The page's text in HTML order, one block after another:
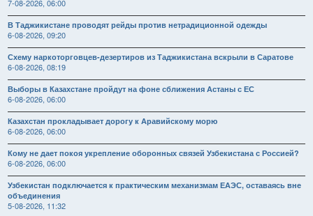
7-08-2026, 06:00
В Таджикистане проводят рейды против нетрадиционной одежды
6-08-2026, 09:20
Схему наркоторговцев-дезертиров из Таджикистана вскрыли в Саратове
6-08-2026, 08:19
Выборы в Казахстане пройдут на фоне сближения Астаны с ЕС
6-08-2026, 06:00
Казахстан прокладывает дорогу к Аравийскому морю
6-08-2026, 06:00
Кому не дает покоя укрепление оборонных связей Узбекистана с Россией?
6-08-2026, 06:00
Узбекистан подключается к практическим механизмам ЕАЭС, оставаясь вне
объединения
5-08-2026, 11:32